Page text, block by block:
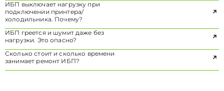
ИБП выключает нагрузку при
подключении принтера/
холодильника. Почему?
ИБП греется и шумит даже без
нагрузки. Это опасно?
Сколько стоит и сколько времени
занимает ремонт ИБП?